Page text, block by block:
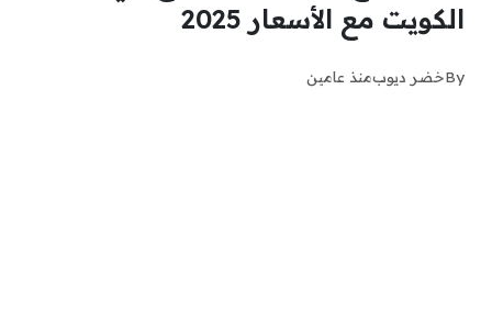
الكويت مع الأسعار 2025
Byخضر ديوبمنذ عامين